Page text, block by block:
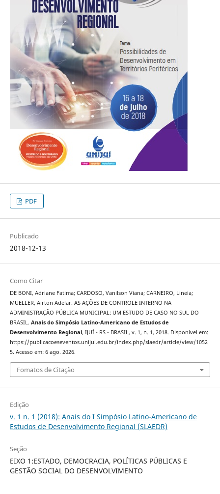
PDF
Publicado
2018-12-13
Como Citar
DE BONI, Adriane Fatima; CARDOSO, Vanilson Viana; CARNEIRO, Lineia;
MUELLER, Airton Adelar. AS AÇÕES DE CONTROLE INTERNO NA
ADMINISTRAÇÃO PÚBLICA MUNICIPAL: UM ESTUDO DE CASO NO SUL DO
BRASIL. Anais do Simpósio Latino-Americano de Estudos de
Desenvolvimento Regional, IJUÍ - RS - BRASIL, v. 1, n. 1, 2018. Disponível em:
https://publicacoeseventos.unijui.edu.br/index.php/slaedr/article/view/1052
5. Acesso em: 6 ago. 2026.
Fomatos de Citação
Edição
v. 1 n. 1 (2018): Anais do I Simpósio Latino-Americano de
Estudos de Desenvolvimento Regional (SLAEDR)
Seção
EIXO 1:ESTADO, DEMOCRACIA, POLÍTICAS PÚBLICAS E
GESTÃO SOCIAL DO DESENVOLVIMENTO